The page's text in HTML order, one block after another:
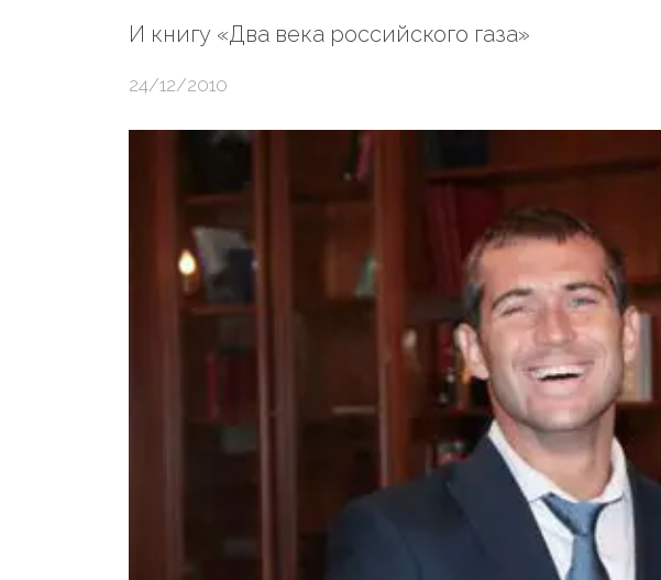
И книгу «Два века российского газа»
24/12/2010